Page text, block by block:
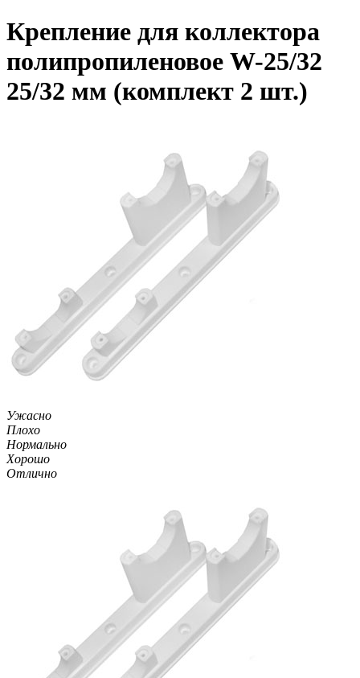
Крепление для коллектора
полипропиленовое W-25/32
25/32 мм (комплект 2 шт.)
Ужасно
Плохо
Нормально
Хорошо
Отлично